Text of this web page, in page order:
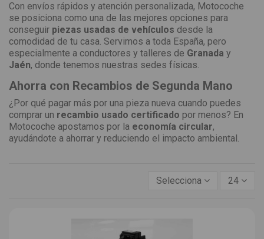
Con envíos rápidos y atención personalizada, Motocoche
se posiciona como una de las mejores opciones para
conseguir piezas usadas de vehículos desde la
comodidad de tu casa. Servimos a toda España, pero
especialmente a conductores y talleres de Granada y
Jaén, donde tenemos nuestras sedes físicas.
Ahorra con Recambios de Segunda Mano
¿Por qué pagar más por una pieza nueva cuando puedes
comprar un recambio usado certificado por menos? En
Motocoche apostamos por la economía circular,
ayudándote a ahorrar y reduciendo el impacto ambiental.
Selecciona 24